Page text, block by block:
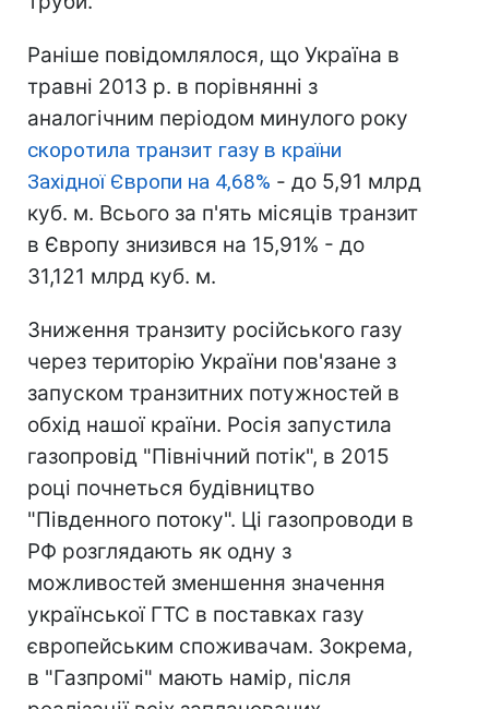
Раніше повідомлялося, що Україна в
травні 2013 р. в порівнянні з
аналогічним періодом минулого року
скоротила транзит газу в країни
Західної Європи на 4,68% - до 5,91 млрд
куб. м. Всього за п'ять місяців транзит
в Європу знизився на 15,91% - до
31,121 млрд куб. м.
Зниження транзиту російського газу
через територію України пов'язане з
запуском транзитних потужностей в
обхід нашої країни. Росія запустила
газопровід "Північний потік", в 2015
році почнеться будівництво
"Південного потоку". Ці газопроводи в
РФ розглядають як одну з
можливостей зменшення значення
української ГТС в поставках газу
європейським споживачам. Зокрема,
в "Газпромі" мають намір, після